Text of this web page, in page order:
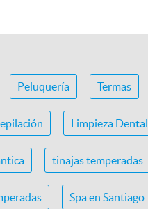
Peluquería Termas
Limpieza Dental
tinajas temperadas
Spa en Santiago